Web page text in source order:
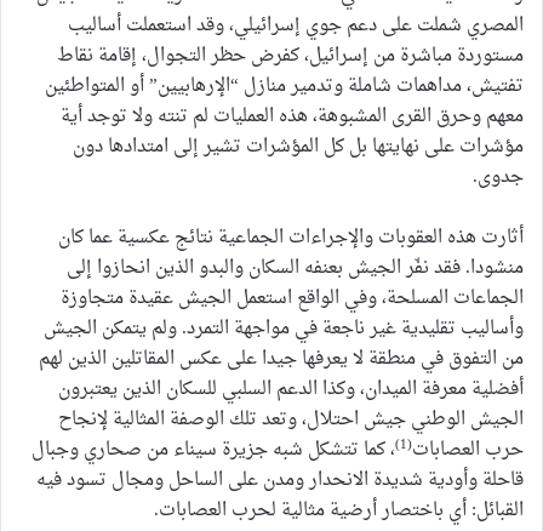
المصري شملت على دعم جوي إسرائيلي، وقد استعملت أساليب
مستوردة مباشرة من إسرائيل، كفرض حظر التجوال، إقامة نقاط
تفتيش، مداهمات شاملة وتدمير منازل “الإرهابيين” أو المتواطئين
معهم وحرق القرى المشبوهة، هذه العمليات لم تنته ولا توجد أية
مؤشرات على نهايتها بل كل المؤشرات تشير إلى امتدادها دون
جدوى.
أثارت هذه العقوبات والإجراءات الجماعية نتائج عكسية عما كان
منشودا. فقد نفّر الجيش بعنفه السكان والبدو الذين انحازوا إلى
الجماعات المسلحة، وفي الواقع استعمل الجيش عقيدة متجاوزة
وأساليب تقليدية غير ناجعة في مواجهة التمرد. ولم يتمكن الجيش
من التفوق في منطقة لا يعرفها جيدا على عكس المقاتلين الذين لهم
أفضلية معرفة الميدان، وكذا الدعم السلبي للسكان الذين يعتبرون
الجيش الوطني جيش احتلال، وتعد تلك الوصفة المثالية لإنجاح
حرب العصابات(1) ، كما تتشكل شبه جزيرة سيناء من صحاري وجبال
قاحلة وأودية شديدة الانحدار ومدن على الساحل ومجال تسود فيه
القبائل: أي باختصار أرضية مثالية لحرب العصابات.